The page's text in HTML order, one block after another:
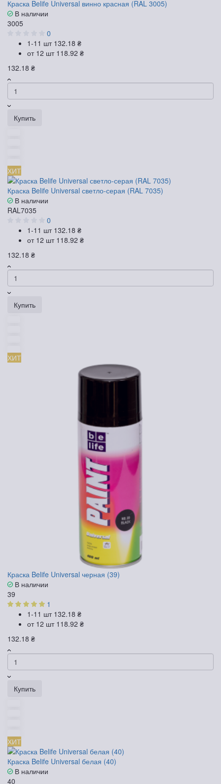
Краска Belife Universal винно красная (RAL 3005)
В наличии
3005
0
1-11 шт 132.18 ₴
от 12 шт 118.92 ₴
132.18 ₴
Купить
ХИТ
Краска Belife Universal светло-серая (RAL 7035)
В наличии
RAL7035
0
1-11 шт 132.18 ₴
от 12 шт 118.92 ₴
132.18 ₴
Купить
ХИТ
Краска Belife Universal черная (39)
В наличии
39
1
1-11 шт 132.18 ₴
от 12 шт 118.92 ₴
132.18 ₴
Купить
ХИТ
Краска Belife Universal белая (40)
В наличии
40